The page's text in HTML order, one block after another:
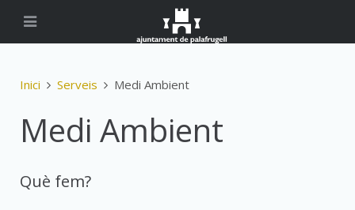
Inici Serveis Medi Ambient
Medi Ambient
Què fem?